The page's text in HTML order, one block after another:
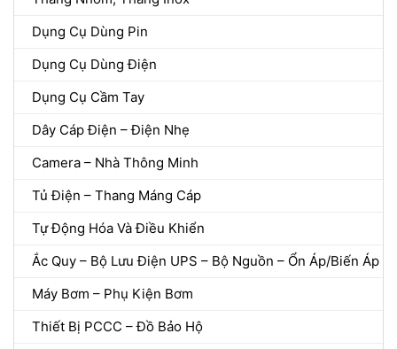
Dụng Cụ Dùng Pin
Dụng Cụ Dùng Điện
Dụng Cụ Cầm Tay
Dây Cáp Điện – Điện Nhẹ
Camera – Nhà Thông Minh
Tủ Điện – Thang Máng Cáp
Tự Động Hóa Và Điều Khiển
Ắc Quy – Bộ Lưu Điện UPS – Bộ Nguồn – Ổn Áp/Biến Áp
Máy Bơm – Phụ Kiện Bơm
Thiết Bị PCCC – Đồ Bảo Hộ